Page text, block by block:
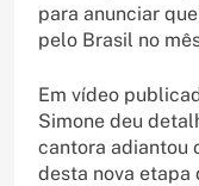
para anunciar
pelo Brasil no
Em vídeo
Simone deu
cantora adiantou
desta nova etapa